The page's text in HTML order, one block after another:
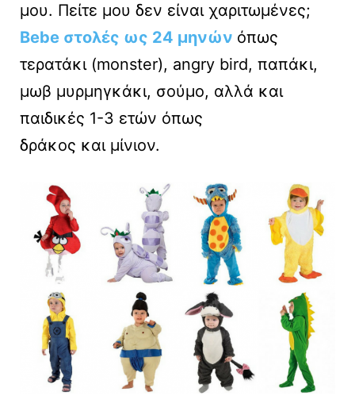
μου. Πείτε μου δεν είναι χαριτωμένες;
Bebe στολές ως 24 μηνών όπως
τερατάκι (monster), angry bird, παπάκι,
μωβ μυρμηγκάκι, σούμο, αλλά και
παιδικές 1-3 ετών όπως
δράκος και μίνιον.